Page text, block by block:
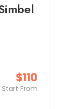
$110
Start From